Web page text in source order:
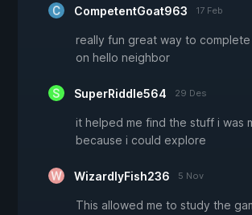
CompetentGoat963 17 Feb
really fun great way to
on hello neighbor
SuperRiddle564 29 Des
it helped me find the stuff i was
because i could explore
WizardlyFish236 5 Nov
This allowed me to study the